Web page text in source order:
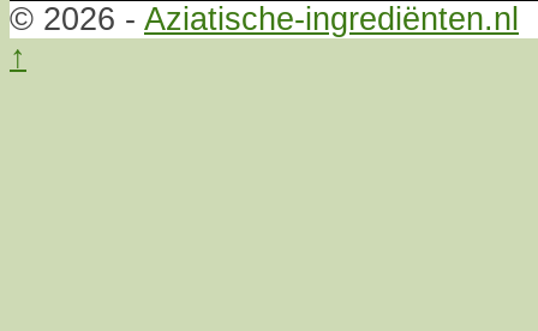
© 2026 - Aziatische-ingrediënten.nl
↑